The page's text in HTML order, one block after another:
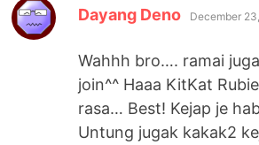
Dayang Deno says:
December
Wahhh bro…. ramai
join^^ Haaa KitKat
rasa… Best! Kejap je
Untung jugak kakak2